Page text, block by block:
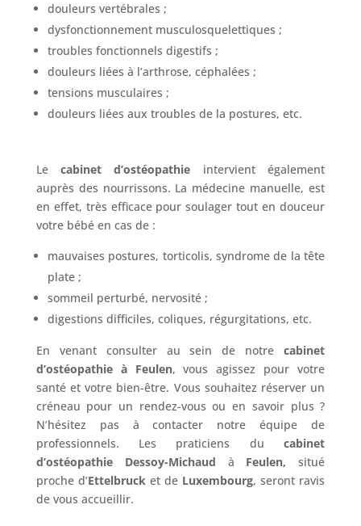
douleurs vertébrales ;
dysfonctionnement musculosquelettiques ;
troubles fonctionnels digestifs ;
douleurs liées à l’arthrose, céphalées ;
tensions musculaires ;
douleurs liées aux troubles de la postures, etc.
Lecabinet d’ostéopathie intervient également
auprès des nourrissons. La médecine manuelle, est
en effet, très efficace pour soulager tout en douceur
votre bébé en cas de :
mauvaises postures, torticolis, syndrome de la tête
plate ;
sommeil perturbé, nervosité ;
digestions difficiles, coliques, régurgitations, etc.
En venant consulter au sein de notrecabinet
d’ostéopathie à Feulen, vous agissez pour votre
santé et votre bien-être. Vous souhaitez réserver un
créneau pour un rendez-vous ou en savoir plus ?
N’hésitez pas à contacter notre équipe de
professionnels. Les praticiens ducabinet
d’ostéopathie
Dessoy-Michaud à Feulen,situé
proche d’Ettelbruck et de Luxembourg, seront ravis
de vous accueillir.